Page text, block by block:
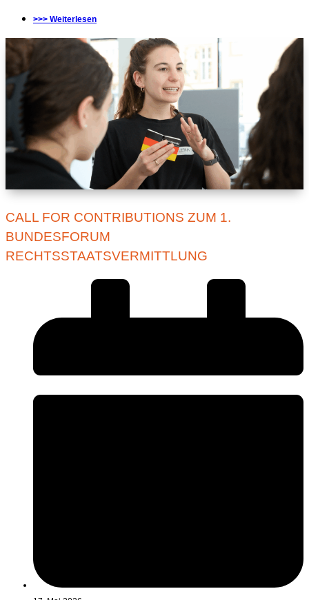
>>> Weiterlesen
CALL FOR CONTRIBUTIONS ZUM 1.
BUNDESFORUM
RECHTSSTAATSVERMITTLUNG